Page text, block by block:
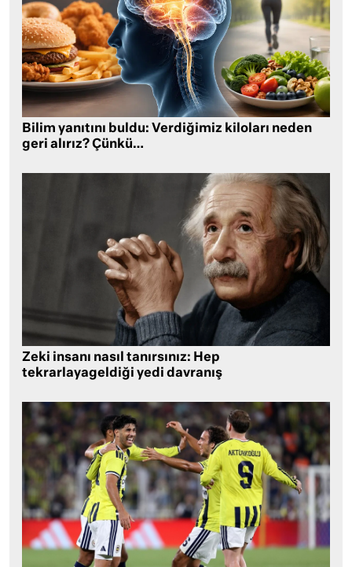
Bilim yanıtını buldu: Verdiğimiz kiloları neden
geri alırız? Çünkü…
Zeki insanı nasıl tanırsınız: Hep
tekrarlayageldiği yedi davranış